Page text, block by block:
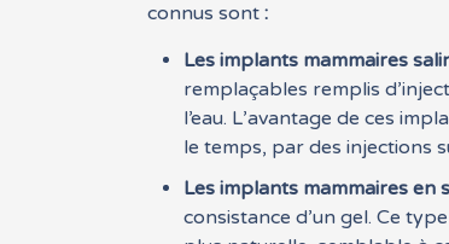
connus sont:
Les implants mammaires
remplaçables remplis
l’eau. L’avantage de ces
le temps, par des injections
Les implants mammaires en
consistance d’un gel. Ce